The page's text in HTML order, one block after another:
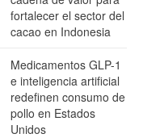
fortalecer el sector del
cacao en Indonesia
Medicamentos GLP-1
e inteligencia artificial
redefinen consumo de
pollo en Estados
Unidos